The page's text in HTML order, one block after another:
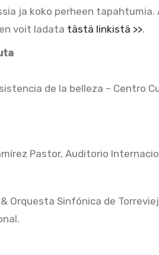
ja koko perheen tapahtumia.
voit ladata tästä linkistä >>.
de la belleza – Centro
Pastor, Auditorio
Orquesta Sinfónica de